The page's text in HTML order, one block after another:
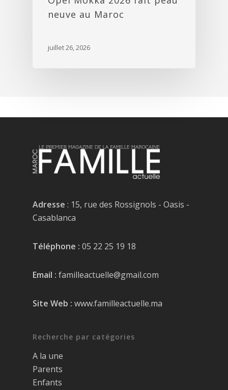
neuve au Maroc
juillet 26, 2026
Adresse : 15, rue des Rossignols - Oasis -
Casablanca
Téléphone : 05 22 25 19 18
Email : familleactuelle@gmail.com
Site Web : www.familleactuelle.ma
Recherche par catégories
A la une
Parents
Enfants